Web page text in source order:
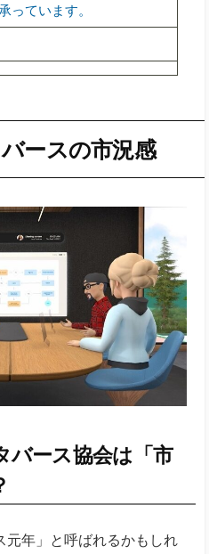
っています。
ースの市況感
バース協会は「市
年」と呼ばれるかもしれ